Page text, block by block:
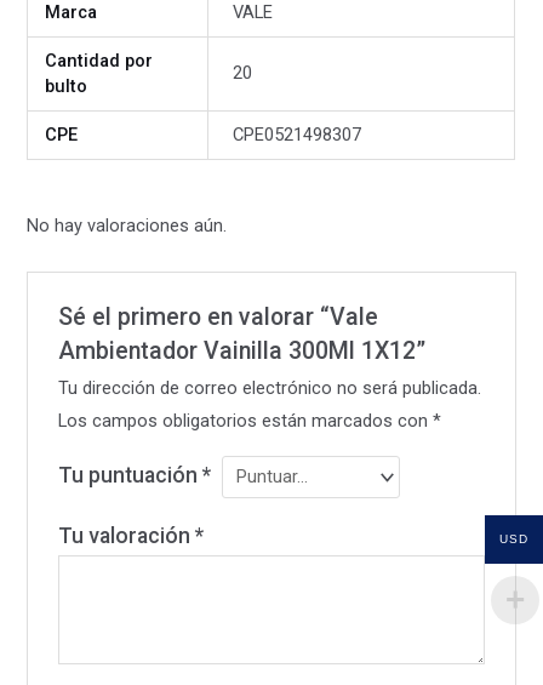
Marca VALE
Cantidad por
bulto
20
CPE CPE0521498307
No hay valoraciones aún.
Sé el primero en valorar “Vale
Ambientador Vainilla 300Ml 1X12”
Tu dirección de correo electrónico no será publicada.
Los campos obligatorios están marcados con *
Tu puntuación *
Tu valoración * USD